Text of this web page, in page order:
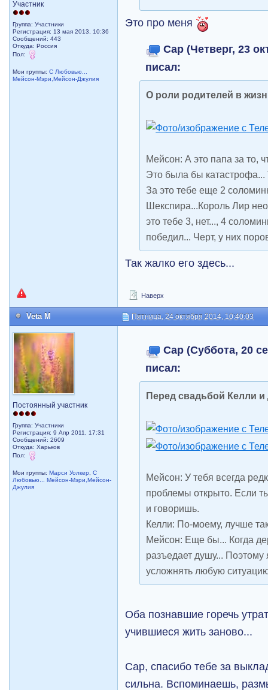
Участник
Группа: Участники
Регистрация: 13 мая 2013, 10:36
Сообщений: 443
Откуда: Россия
Пол:
Мои группы:С Любовью...
Мейсон-Мэри,Мейсон-Джулия
Это про меня
Cap (Четверг, 23
писал:
О роли родителей в
Мейсон: А это папа за то,
Это была бы
За это тебе еще 2
Шекспира...Король Лир
это тебе 3, нет..., 4
победил... Черт, у них
Так жалко его здесь...
Наверх
Veta M Пятница, 24 октября 2014, 10:40:03
Постоянный участник
Группа: Участники
Регистрация: 9 Апр 2011, 17:31
Сообщений: 2609
Откуда: Харьков
Пол:
Мои группы:Марси Уолкер ,С
Любовью... Мейсон-Мэри,Мейсон-
Джулия
Cap (Суббота, 20
писал:
Перед свадьбой Келли
Мейсон: У тебя всегда
проблемы открыто. Если
и говоришь.
Келли: По-моему, лучше
Мейсон: Еще бы... Когда
разъедает душу...
усложнять любую
Оба познавшие горечь
учившиеся жить заново...
Cap, спасибо тебе за
сильна. Вспоминаешь,